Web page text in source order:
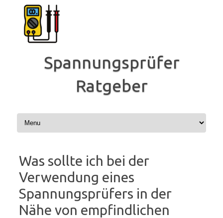
Inhalt
springen
Spannungsprüfer
Ratgeber
Was sollte ich bei der
Verwendung eines
Spannungsprüfers in der
Nähe von empfindlichen